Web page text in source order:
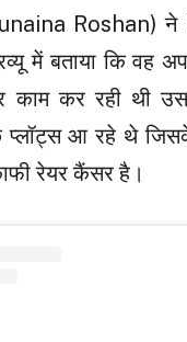
Roshan)
में बताया कि
काम कर रही थी
प्लॉट्स आ रहे थे
रेयर कैंसर है।